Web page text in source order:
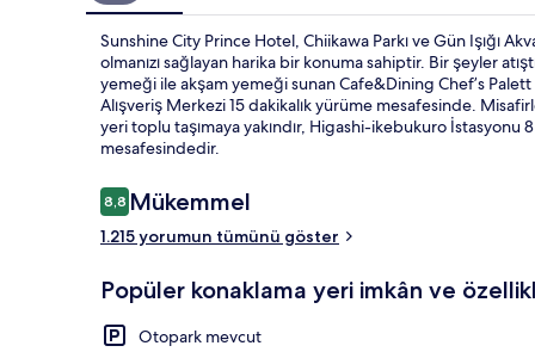
Sunshine City Prince Hotel, Chiikawa Parkı ve Gün Işığı
olmanızı sağlayan harika bir konuma sahiptir. Bir şeyler
yemeği ile akşam yemeği sunan Cafe&Dining Chef’s
Alışveriş Merkezi 15 dakikalık yürüme mesafesinde.
yeri toplu taşımaya yakındır, Higashi-ikebukuro İstasyonu
mesafesindedir.
Yorumlar
8,88,8/10
Mükemmel
1.215 yorumun tümünü göster
Popüler konaklama yeri imkân ve
Otopark mevcut